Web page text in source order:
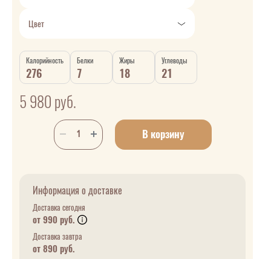
Цвет
Калорийность
276
Белки
7
Жиры
18
Углеводы
21
5 980 руб.
В корзину
Информация о доставке
Доставка сегодня
от 990 руб.
Доставка завтра
от 890 руб.